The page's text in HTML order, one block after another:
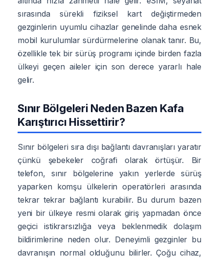
sırasında sürekli fiziksel kart değiştirmeden
gezginlerin uyumlu cihazlar genelinde daha esnek
mobil kurulumlar sürdürmelerine olanak tanır. Bu,
özellikle tek bir sürüş programı içinde birden fazla
ülkeyi geçen aileler için son derece yararlı hale
gelir.
Sınır Bölgeleri Neden Bazen Kafa
Karıştırıcı Hissettirir?
Sınır bölgeleri sıra dışı bağlantı davranışları yaratır
çünkü şebekeler coğrafi olarak örtüşür. Bir
telefon, sınır bölgelerine yakın yerlerde sürüş
yaparken komşu ülkelerin operatörleri arasında
tekrar tekrar bağlantı kurabilir. Bu durum bazen
yeni bir ülkeye resmi olarak giriş yapmadan önce
geçici istikrarsızlığa veya beklenmedik dolaşım
bildirimlerine neden olur. Deneyimli gezginler bu
davranışın normal olduğunu bilirler. Çoğu cihaz,